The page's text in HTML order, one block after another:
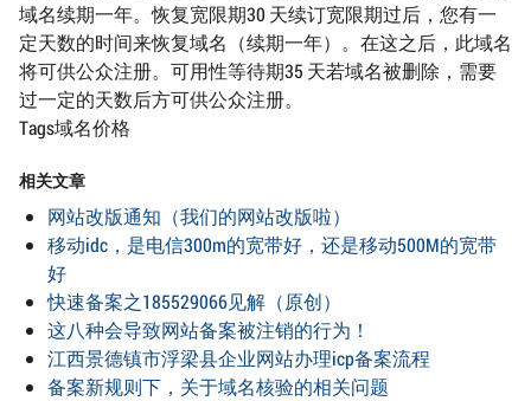
域名续期一年。恢复宽限期30 天续订宽限期过后，您有一
定天数的时间来恢复域名（续期一年）。在这之后，此域名
将可供公众注册。可用性等待期35 天若域名被删除，需要
过一定的天数后方可供公众注册。
Tags域名价格
相关文章
网站改版通知（我们的网站改版啦）
移动idc，是电信300m的宽带好，还是移动500M的宽带
好
快速备案之185529066见解（原创）
这八种会导致网站备案被注销的行为！
江西景德镇市浮梁县企业网站办理icp备案流程
备案新规则下，关于域名核验的相关问题